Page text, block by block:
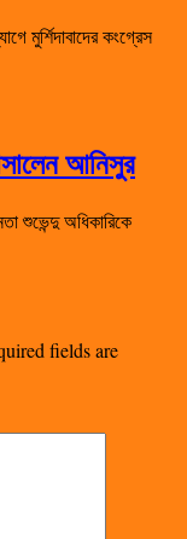
মুর্শিদাবাদের কংগ্রেস
আনিসুর
শুভেন্দু অধিকারিকে
fields are